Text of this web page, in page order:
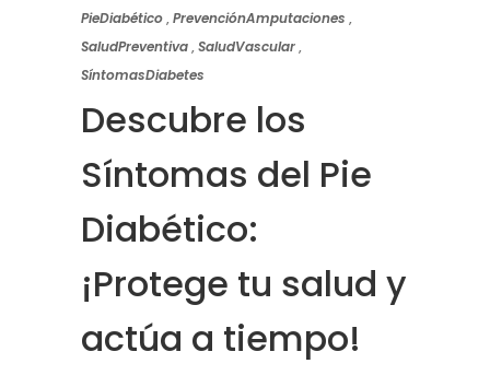
PieDiabético,PrevenciónAmputaciones ,
SaludPreventiva,SaludVascular,
SíntomasDiabetes
Descubre los
Síntomas del Pie
Diabético:
¡Protege tu salud y
actúa a tiempo!